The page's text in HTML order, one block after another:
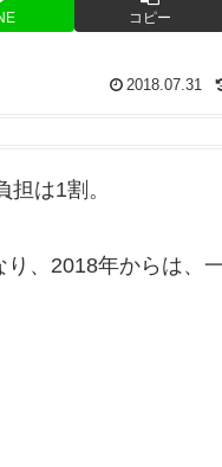
コピー
2018.07.31
は1割。
、2018年からは、